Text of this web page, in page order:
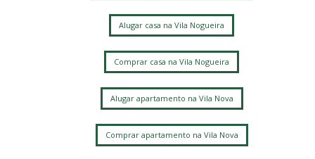
Alugar casa na Vila Nogueira
Comprar casa na Vila Nogueira
Alugar apartamento na Vila Nova
Comprar apartamento na Vila Nova